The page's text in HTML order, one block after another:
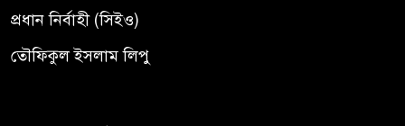
প্রধান নির্বাহী (সিইও)
তৌফিকুল ইসলাম লিপু